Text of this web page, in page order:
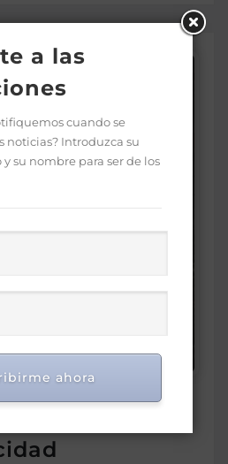
el gobierno
solidarias
a las
cuando se
noticias? Introduzca su
su nombre para ser de los
ahora